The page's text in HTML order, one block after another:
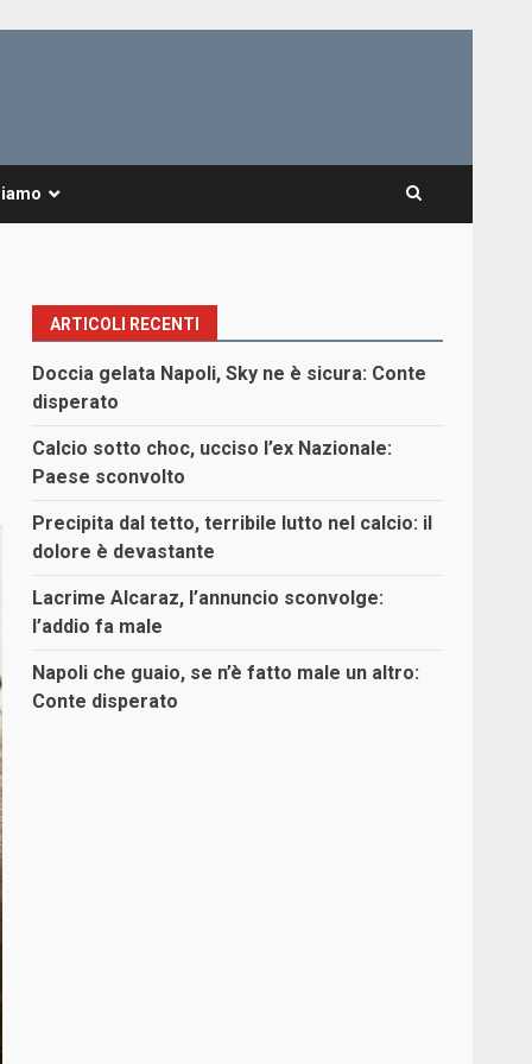
ARTICOLI RECENTI
Doccia gelata Napoli, Sky ne è sicura: Conte
disperato
Calcio sotto choc, ucciso l’ex Nazionale:
Paese sconvolto
Precipita dal tetto, terribile lutto nel calcio: il
dolore è devastante
Lacrime Alcaraz, l’annuncio sconvolge:
l’addio fa male
Napoli che guaio, se n’è fatto male un altro:
Conte disperato